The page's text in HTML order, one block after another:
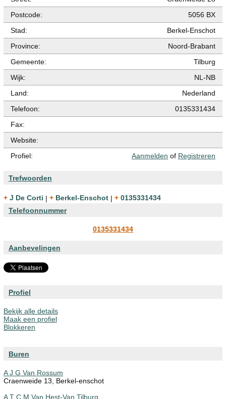
Postcode:
5056 BX
Stad:
Berkel-Enschot
Province:
Noord-Brabant
Gemeente:
Tilburg
Wijk:
NL-NB
Land:
Nederland
Telefoon:
0135331434
Fax:
Website:
Profiel:
Aanmelden of Registreren
Trefwoorden
+ J De Corti | + Berkel-Enschot |
+ 0135331434
Telefoonnummer
0135331434
Aanbevelingen
Profiel
Bekijk alle details
Maak een profiel
Blokkeren
Buren
A J G Van Rossum
Craenweide 13, Berkel-enschot
A T C M Van Hest-Van Tilburg